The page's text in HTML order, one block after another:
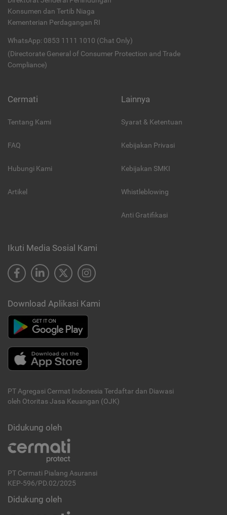
Konsumen dan Tertib Niaga
Kementerian Perdagangan RI
WhatsApp: 0853 1111 1010 (Chat Only)
(Directorate General of Consumer Protection and Trade
Compliance)
Cermati
Tentang Kami
FAQ
Hubungi Kami
Artikel
Lainnya
Syarat & Ketentuan
Kebijakan Privasi
Kebijakan SMKI
Whistleblowing
Anti Gratifikasi
Ikuti Media Sosial Kami
Download Aplikasi Kami
PT Agregasi Cermat Indonesia Terdaftar dan Diawasi
oleh Otoritas Jasa Keuangan (OJK)
Didukung oleh
PT Cermati Pialang Asuransi
KEP-596/PD.02/2025
Didukung oleh